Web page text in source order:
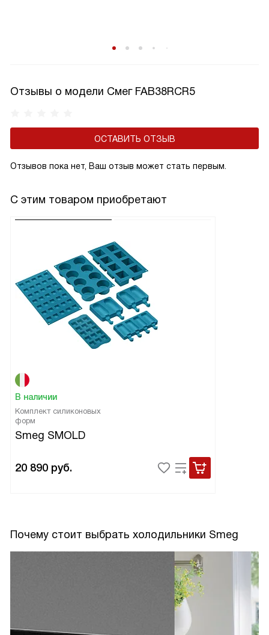
Отзывы о модели Смег FAB38RCR5
ОСТАВИТЬ ОТЗЫВ
Отзывов пока нет, Ваш отзыв может стать первым.
С этим товаром приобретают
В наличии
Комплект силиконовых
форм
Smeg SMOLD
20 890 руб.
Почему стоит выбрать холодильники Smeg